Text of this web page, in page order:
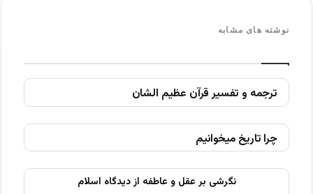
نوشته های مشابه
ترجمه و تفسیر قرآن عظیم الشان
چرا تاریخ میخوانیم